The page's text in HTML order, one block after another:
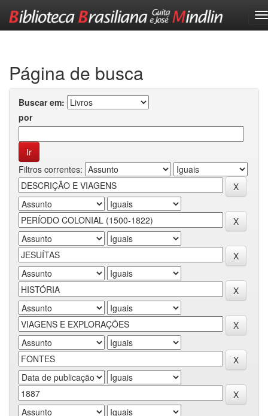
Página de busca
Buscar em:
por
Filtros correntes: